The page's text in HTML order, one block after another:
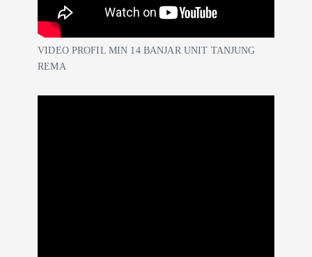
VIDEO PROFIL MIN 14 BANJAR UNIT TANJUNG
REMA